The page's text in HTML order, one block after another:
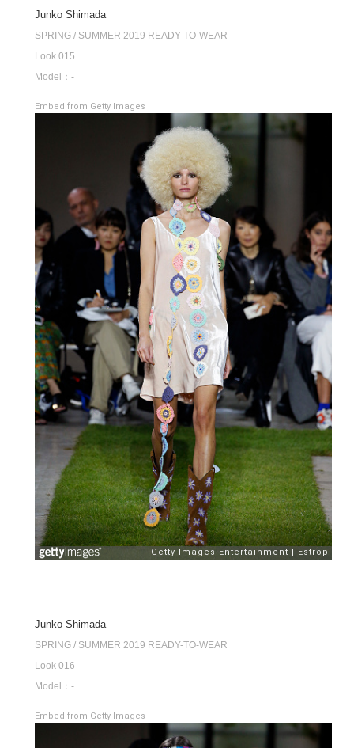
Junko Shimada
SPRING / SUMMER 2019 READY-TO-WEAR
Look 015
Model：-
Embed from Getty Images
Junko Shimada
SPRING / SUMMER 2019 READY-TO-WEAR
Look 016
Model：-
Embed from Getty Images